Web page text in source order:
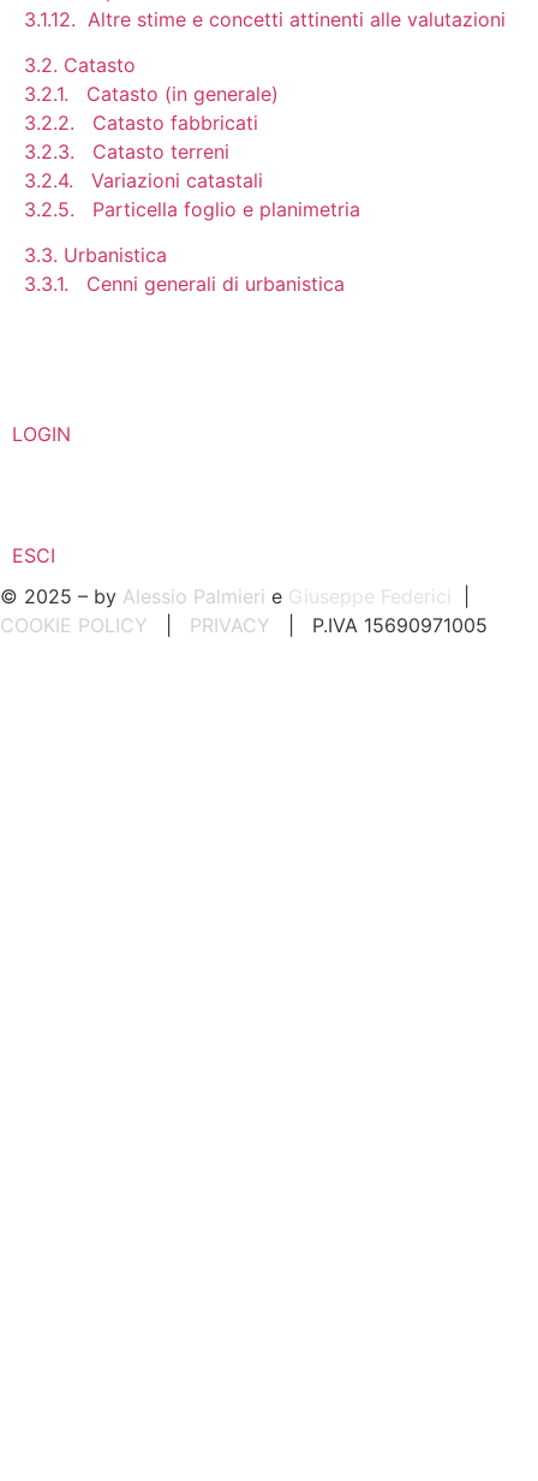
3.1.12. Altre stime e concetti attinenti alle valutazioni
3.2. Catasto
3.2.1. Catasto (in generale)
3.2.2. Catasto fabbricati
3.2.3. Catasto terreni
3.2.4. Variazioni catastali
3.2.5. Particella foglio e planimetria
3.3. Urbanistica
3.3.1. Cenni generali di urbanistica
LOGIN
ESCI
© 2025 – by Alessio Palmieri e Giuseppe Federici
COOKIE POLICY
PRIVACY | P.IVA 15690971005